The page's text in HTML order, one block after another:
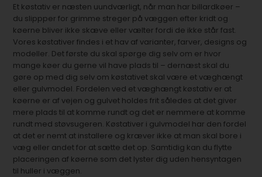
Et køstativ er næsten uundværligt, når man har billardkøer –
du slippper for grimme streger på væggen efter kridt og
køerne bliver ikke skæve eller vælter fordi de ikke står fast.
Vores køstativer findes i et hav af varianter, farver, designs og
modeller. Det første du skal spørge dig selv om er hvor
mange køer du gerne vil have plads til – dernæst skal du
gøre op med dig selv om køstativet skal være et væghængt
eller gulvmodel. Fordelen ved et væghængt køstativ er at
køerne er af vejen og gulvet holdes frit således at det giver
mere plads til at komme rundt og det er nemmere at komme
rundt med støvsugeren. Køstativer i gulvmodel har den fordel
at det er nemt at installere og kræver ikke at man skal bore i
væg eller andet for at sætte det op. Samtidig kan du flytte
placeringen af køerne som det lyster dig uden hensyntagen
til huller i væggen.